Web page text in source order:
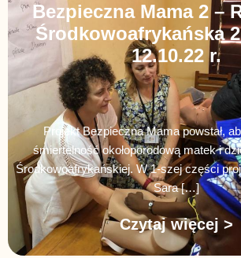
Bezpieczna Mama 2 –
Środkowoafrykańska
12.10.22 r.
Projekt Bezpieczna Mama powstał,
śmiertelność okołoporodową matek i
Środkowoafrykańskiej. W 1-szej części
Sara […]
Czytaj więcej >